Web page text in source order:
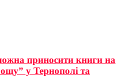
приносити книги на
у Тернополі та